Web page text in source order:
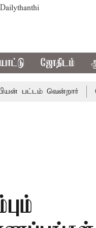
ஜோதிடம்
பட்டம் வென்றார்